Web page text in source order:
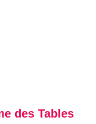
des Tables